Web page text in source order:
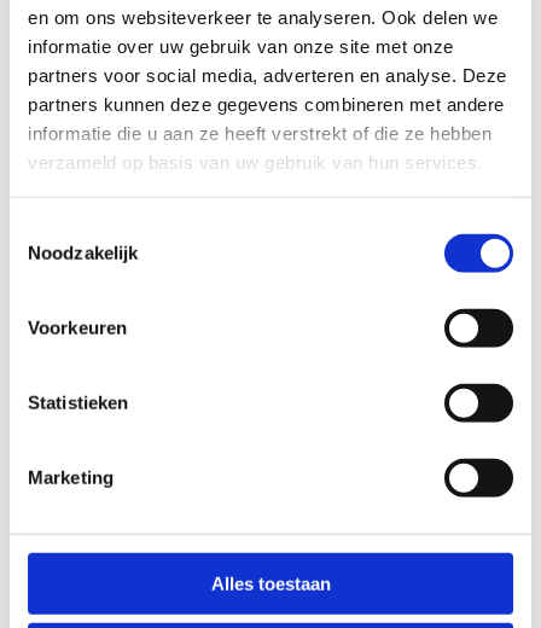
en om ons websiteverkeer te analyseren. Ook delen we
informatie over uw gebruik van onze site met onze
partners voor social media, adverteren en analyse. Deze
partners kunnen deze gegevens combineren met andere
informatie die u aan ze heeft verstrekt of die ze hebben
verzameld op basis van uw gebruik van hun services.
Noodzakelijk
Voorkeuren
Statistieken
Marketing
Alles toestaan
sportievevrijetijd@sport.vlaanderen.​
ALGEMENE BEOORDELING *
FYSIEKE INSPANNING
TECHNISCHE MOEILIJKHEIDSGRAAD
BEWEGWIJZERING
ontbrekende signalisatie kan je melden via het
Routemeldpunt